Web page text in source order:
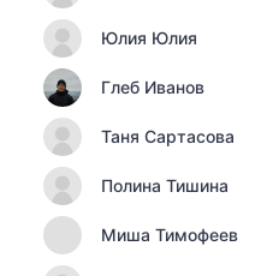
Юлия Юлия
Глеб Иванов
Таня Сартасова
Полина Тишина
Миша Тимофеев